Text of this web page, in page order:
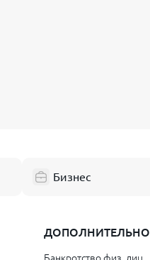
Бизнес
ДОПОЛНИТЕЛЬНО